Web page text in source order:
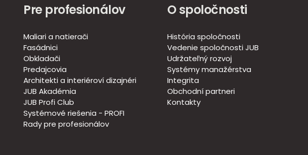
Pre profesionálov
Maliari a natierači
Fasádnici
Obkladači
Predajcovia
Architekti a interiéroví dizajnéri
JUB Akadémia
JUB Profi Club
Systémové riešenia - PROFI
Rady pre profesionálov
O spoločnosti
História spoločnosti
Vedenie spoločnosti JUB
Udržateľný rozvoj
Systémy manažérstva
Integrita
Obchodní partneri
Kontakty